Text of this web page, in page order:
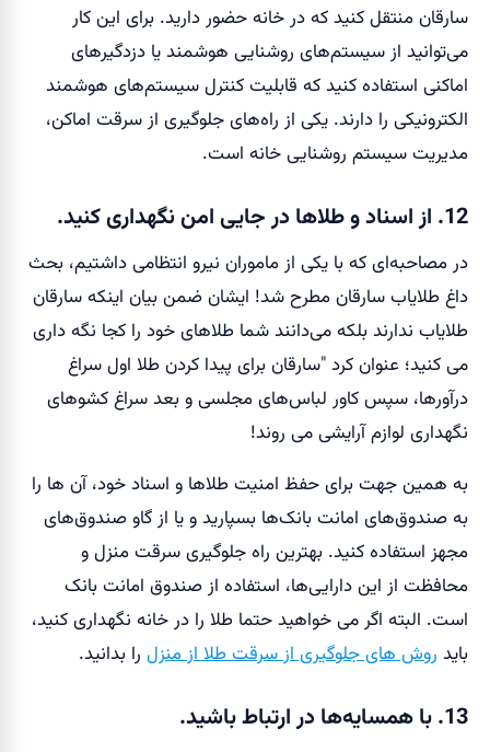
سارقان منتقل کنید که در خانه حضور دارید. برای این کار
می‌توانید از سیستم‌های روشنایی هوشمند یا دزدگیر‌های
اماکنی استفاده کنید که قابلیت کنترل سیستم‌های هوشمند
الکترونیکی را دارند. یکی از راه‌های جلوگیری از سرقت اماکن،
مدیریت سیستم روشنایی خانه است.
12. از اسناد و طلاها در جایی امن نگهداری کنید.
در مصاحبه‌ای که با یکی از ماموران نیرو انتظامی داشتیم، بحث
داغ طلایاب سارقان مطرح شد! ایشان ضمن بیان اینکه سارقان
طلایاب ندارند بلکه می‌دانند شما طلاهای خود را کجا نگه داری
می کنید؛ عنوان کرد "سارقان برای پیدا کردن طلا اول سراغ
درآورها، سپس کاور لباس‌های مجلسی و بعد سراغ کشوهای
نگهداری لوازم آرایشی می روند!
به همین جهت برای حفظ امنیت طلاها و اسناد خود، آن ها را
به صندوق‌های امانت بانک‌ها بسپارید و یا از گاو صندوق‌های
مجهز استفاده کنید. بهترین راه جلوگیری سرقت منزل و
محافظت از این دارایی‌ها، استفاده از صندوق امانت بانک
است. البته اگر می خواهید حتما طلا را در خانه نگهداری کنید،
باید روش های جلوگیری از سرقت طلا از منزل را بدانید.
13. با همسایه‌ها در ارتباط باشید.